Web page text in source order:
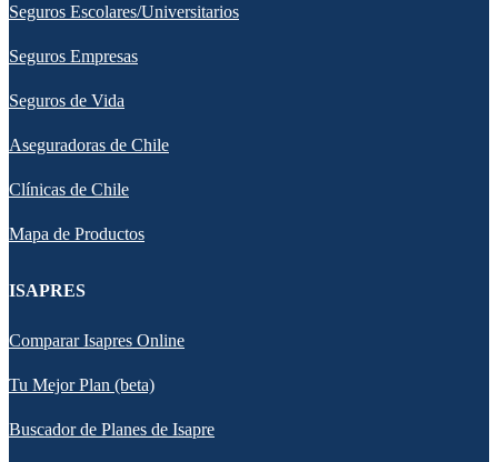
Seguros Escolares/Universitarios
Seguros Empresas
Seguros de Vida
Aseguradoras de Chile
Clínicas de Chile
Mapa de Productos
ISAPRES
Comparar Isapres Online
Tu Mejor Plan (beta)
Buscador de Planes de Isapre